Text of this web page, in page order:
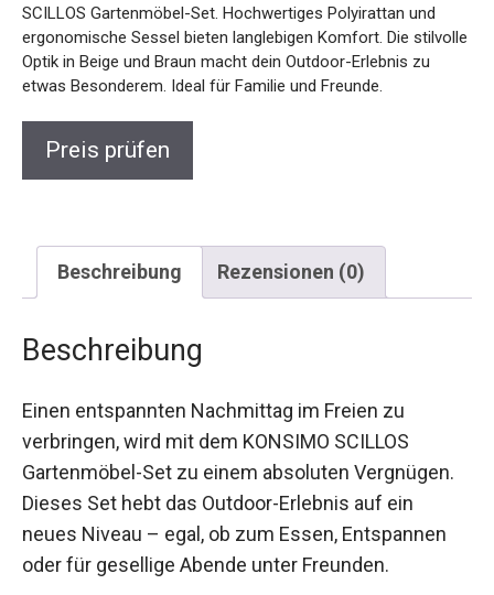
SCILLOS Gartenmöbel-Set. Hochwertiges Polyirattan und
ergonomische Sessel bieten langlebigen Komfort. Die stilvolle
Optik in Beige und Braun macht dein Outdoor-Erlebnis zu
etwas Besonderem. Ideal für Familie und Freunde.
Preis prüfen
Beschreibung Rezensionen (0)
Beschreibung
Einen entspannten Nachmittag im Freien zu
verbringen, wird mit dem KONSIMO SCILLOS
Gartenmöbel-Set zu einem absoluten Vergnügen.
Dieses Set hebt das Outdoor-Erlebnis auf ein
neues Niveau – egal, ob zum Essen, Entspannen
oder für gesellige Abende unter Freunden.